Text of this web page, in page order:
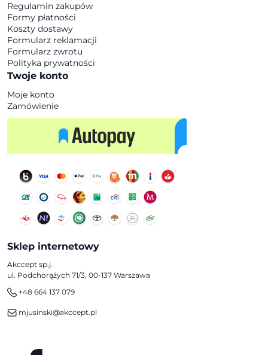
Regulamin zakupów
Formy płatności
Koszty dostawy
Formularz reklamacji
Formularz zwrotu
Polityka prywatności
Twoje konto
Moje konto
Zamówienie
Sklep internetowy
Akccept sp.j.
ul. Podchorążych 71/3, 00-137 Warszawa
+48 664 137 079
mjusinski@akccept.pl